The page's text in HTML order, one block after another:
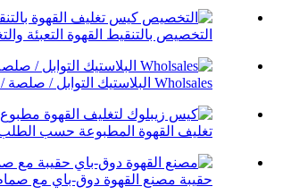
التخصيص بالتنقيط القهوة التعبئة
Wholsales البلاستيك التوابل / صلصة / الحلوى / القهوة الغذاء...
تغليف القهوة المطبوعة حسب
حقيبة مصنع القهوة دوق-باي مع